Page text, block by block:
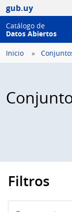
gub.uy
Catálogo de
Datos Abiertos
Inicio
Filtros